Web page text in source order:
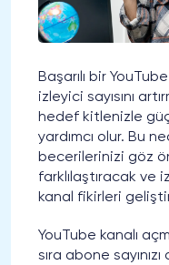
Başarılı bir
izleyici sayısını
hedef kitlenizle
yardımcı olur. Bu
becerilerinizi göz
farklılaştıracak ve
kanal fikirleri
YouTube kanalı
sıra abone